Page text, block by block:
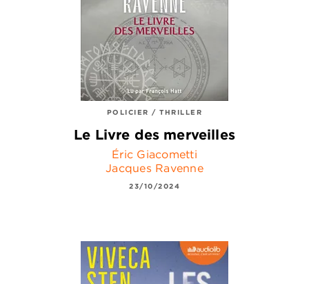
POLICIER / THRILLER
Le Livre des merveilles
Éric Giacometti
Jacques Ravenne
23/10/2024